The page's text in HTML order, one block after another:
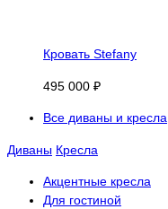
Кровать Stefany
495 000 ₽
Все диваны и кресла
Диваны Кресла
Акцентные кресла
Для гостиной